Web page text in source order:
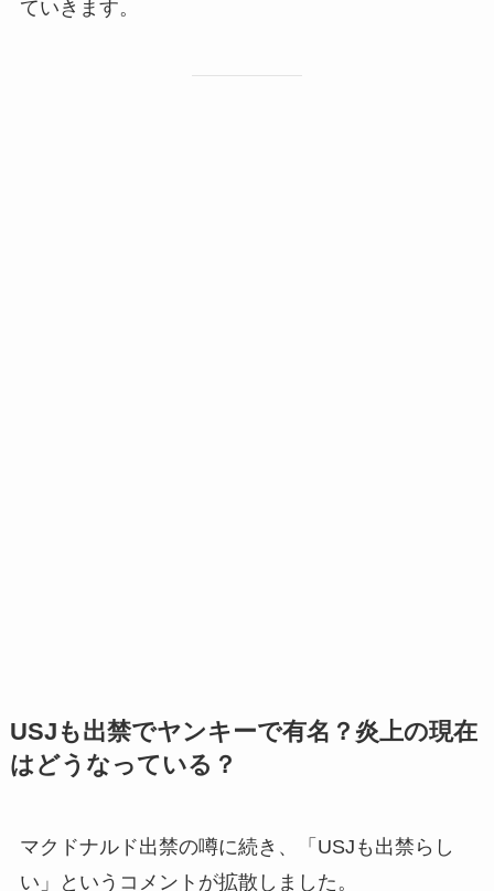
ていきます。
USJも出禁でヤンキーで有名？炎上の現在
はどうなっている？
マクドナルド出禁の噂に続き、「USJも出禁らし
い」というコメントが拡散しました。